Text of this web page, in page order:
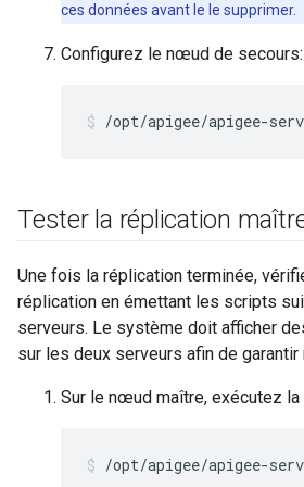
ces données avant le le supprimer.
Configurez le nœud de secours:
/opt/apigee/apigee-
Tester la réplication
Une fois la réplication terminée,
réplication en émettant les scripts
serveurs. Le système doit afficher
sur les deux serveurs afin de
Sur le nœud maître, exécutez la
/opt/apigee/apigee-